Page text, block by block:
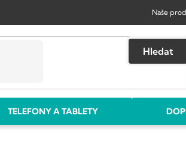
Naše
Hledat
TELEFONY A TABLETY